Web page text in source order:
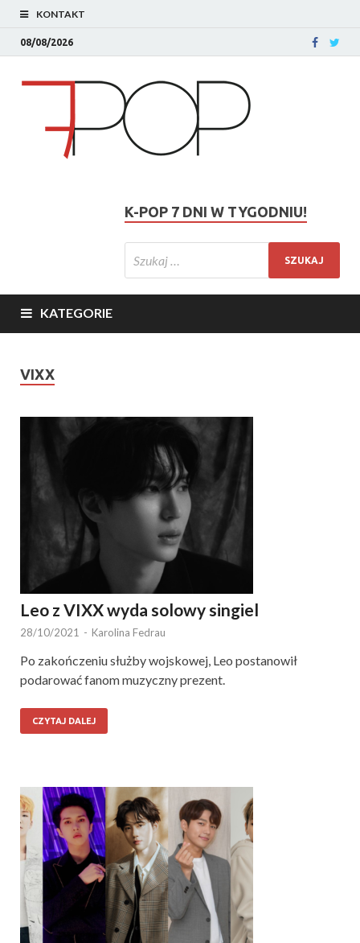
KONTAKT
08/08/2026
K-POP 7 DNI W TYGODNIU!
KATEGORIE
VIXX
Leo z VIXX wyda solowy singiel
28/10/2021 - Karolina Fedrau
Po zakończeniu służby wojskowej, Leo postanowił
podarować fanom muzyczny prezent.
CZYTAJ DALEJ